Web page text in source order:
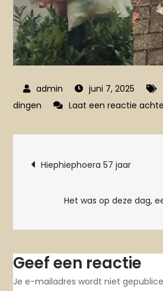
juni 7, 2025
dingen
Laat een reactie
Bericht
navigatie
Hiephiephoera 57 jaar
Het was op deze dag,
Geef een reactie
Je e-mailadres wordt niet